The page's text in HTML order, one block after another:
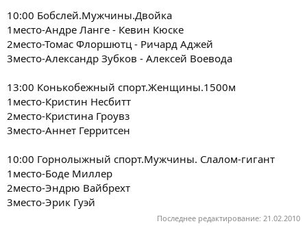
10:00 Бобслей.Мужчины.Двойка
1место-Андре Ланге - Кевин Кюске
2место-Томас Флоршютц - Ричард Аджей
3место-Александр Зубков - Алексей Воевода
13:00 Конькобежный спорт.Женщины.1500м
1место-Кристин Несбитт
2место-Кристина Гроувз
3место-Аннет Герритсен
10:00 Горнолыжный спорт.Мужчины. Слалом-гигант
1место-Боде Миллер
2место-Эндрю Вайбрехт
3место-Эрик Гуэй
Последнее редактирование: 21.02.2010